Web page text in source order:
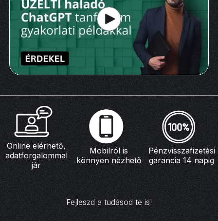
Online elérhető,
adatforgalommal
jár
Mobilról is
könnyen nézhető
Pénzvisszafizetési
garancia 14 napig
Fejleszd a tudásod te is!